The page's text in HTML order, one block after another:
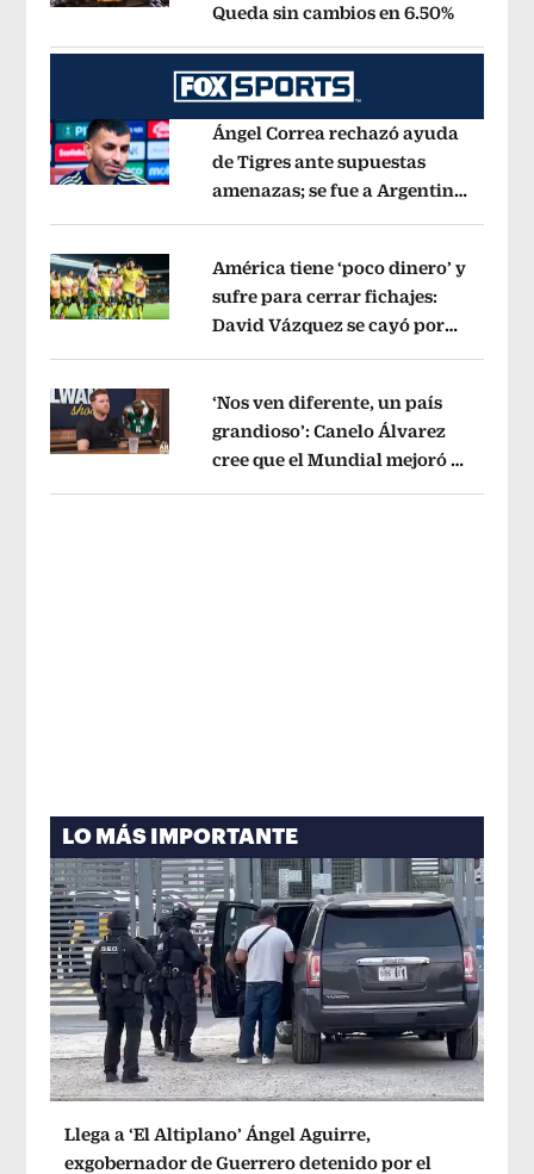
Opens in new windowQueda sin cambios en 6.50%Opens
Opens in new window
Ángel Correa rechazó ayuda
de Tigres ante supuestas
amenazas; se fue a Argentina
Opens in new window
América tiene ‘poco dinero’ y
sufre para cerrar fichajes:
David Vázquez se cayó por
Opens in new window
‘Nos ven diferente, un país
grandioso’: Canelo Álvarez
cree que el Mundial mejoró la
LO MÁS IMPORTANTE
Llega a ‘El Altiplano’ Ángel Aguirre,
exgobernador de Guerrero detenido por el